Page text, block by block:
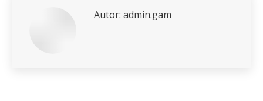
Autor: admin.gam